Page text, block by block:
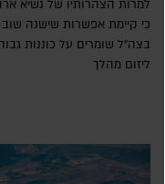
למרות הצהרותיו של נשיא
כי קיימת אפשרות שישנה
בצה"ל שומרים על כוננות
ליזום מהלך